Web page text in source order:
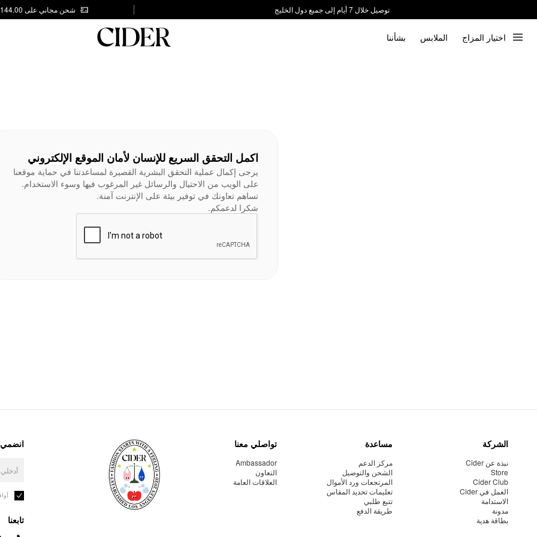
توصيل خلال 7 أيام إلى جميع دول الخليج
شحن مجاني على AED 144.00
اختيار المزاج الملابس بشأننا
اكمل التحقق السريع للإنسان لأمان الموقع الإلكتروني
يرجى إكمال عملية التحقق البشرية القصيرة لمساعدتنا في حماية موقعنا
على الويب من الاحتيال والرسائل غير المرغوب فيها وسوء الاستخدام.
تساهم تعاونك في توفير بيئة على الإنترنت آمنة.
شكرا لدعمكم.
الشركة
نبذة عن Cider
Store
Cider Club
العمل في Cider
الاستدامة
مدونة
بطاقة هدية
مساعدة
مركز الدعم
الشحن والتوصيل
المرتجعات ورد الأموال
تعليمات تحديد المقاس
تتبع طلبي
طريقة الدفع
تواصلي معنا
Ambassador
التعاون
العلاقات العامة
انضمي
تابعنا